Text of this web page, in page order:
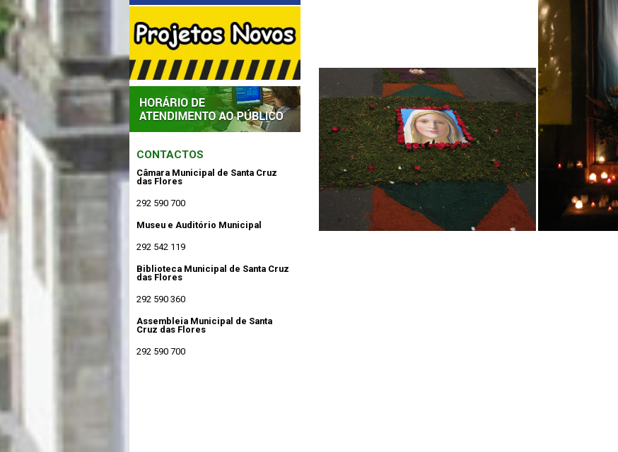
CONTACTOS
Câmara Municipal de Santa Cruz
das Flores
292 590 700
Museu e Auditório Municipal
292 542 119
Biblioteca Municipal de Santa Cruz
das Flores
292 590 360
Assembleia Municipal de Santa
Cruz das Flores
292 590 700